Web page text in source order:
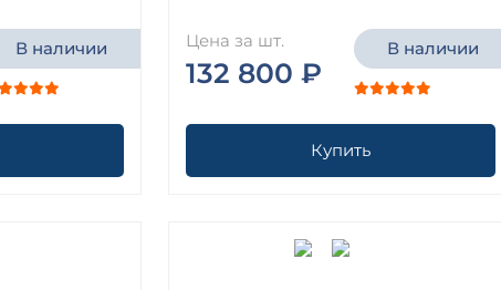
В наличии Цена за шт.
132 800 ₽
В наличии
Купить